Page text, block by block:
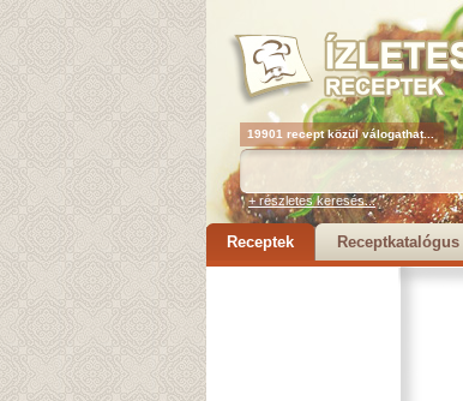
19901 recept közül válogathat...
+ részletes keresés...
Receptek Receptkatalógus